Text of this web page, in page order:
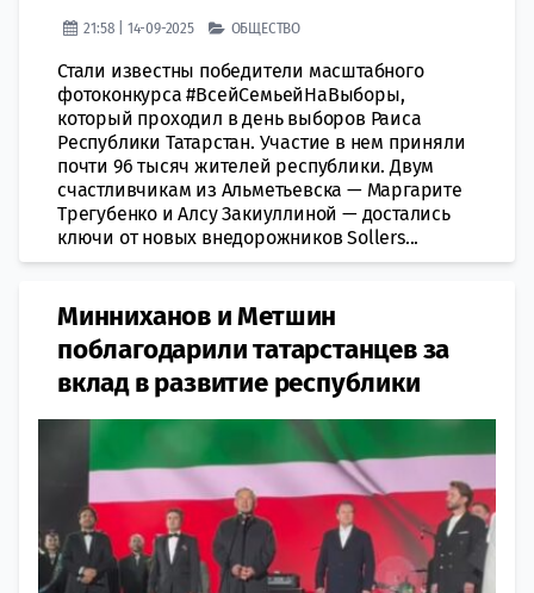
21:58 | 14-09-2025 ОБЩЕСТВО
Стали известны победители масштабного
фотоконкурса #ВсейСемьейНаВыборы,
который проходил в день выборов Раиса
Республики Татарстан. Участие в нем приняли
почти 96 тысяч жителей республики. Двум
счастливчикам из Альметьевска — Маргарите
Трегубенко и Алсу Закиуллиной — достались
ключи от новых внедорожников Sollers...
Минниханов и Метшин
поблагодарили татарстанцев за
вклад в развитие республики